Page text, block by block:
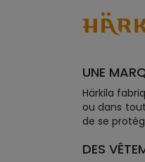
UNE
Härkila
ou dans
de se
DES